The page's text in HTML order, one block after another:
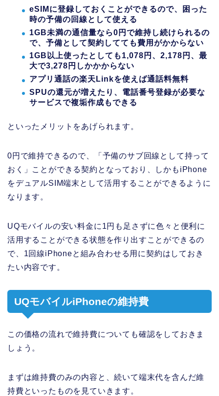
eSIMに登録しておくことができるので、困った
時の予備の回線として使える
1GB未満の通信量なら0円で維持し続けられるの
で、予備として契約してても費用がかからない
1GB以上使ったとしても1,078円、2,178円、最
大で3,278円しかかからない
アプリ通話の楽天Linkを使えば通話料無料
SPUの還元が増えたり、電話番号登録が必要な
サービスで複垢作成もできる
といったメリットをあげられます。
0円で維持できるので、「予備のサブ回線として持って
おく」ことができる契約となっており、しかもiPhone
をデュアルSIM端末として活用することができるように
なります。
UQモバイルの安い料金に1円も足さずに色々と便利に
活用することができる状態を作り出すことができるの
で、1回線iPhoneと組み合わせる用に契約はしておき
たい内容です。
UQモバイルiPhoneの維持費
この価格の流れで維持費についても確認をしておきま
しょう。
まずは維持費のみの内容と、続いて端末代を含んだ維
持費といったものを見ていきます。